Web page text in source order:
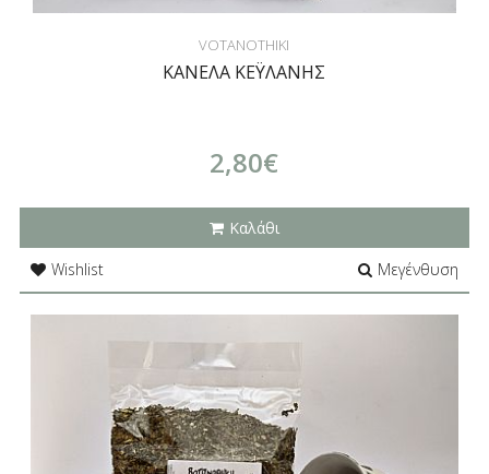
VOTANOTHIKI
ΚΑΝΕΛΑ ΚΕΫΛΑΝΗΣ
2,80€
Καλάθι
Wishlist
Μεγένθυση